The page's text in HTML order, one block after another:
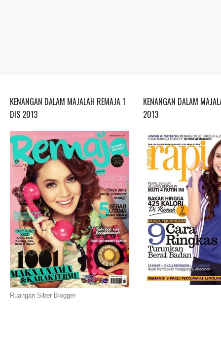
KENANGAN DALAM MAJALAH REMAJA 1
DIS 2013
Ruangan Siber Blogger
KENANGAN DALAM
2013